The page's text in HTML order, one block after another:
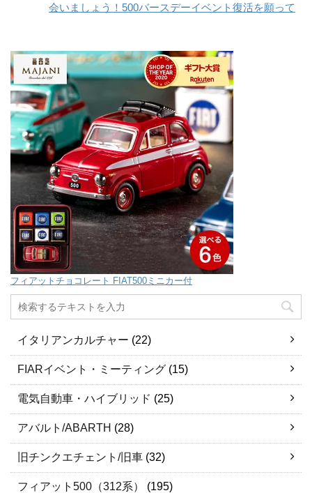
会いましょう！500バースデーイベント復活を願って
フィアットチョコレート FIAT500ミニカー付
イタリアンカルチャー (22)
FIARイベント・ミーティング (15)
電気自動車・ハイブリッド (25)
アバルト/ABARTH (28)
旧チンクエチェント/旧車 (32)
フィアット500（312系）
(195)